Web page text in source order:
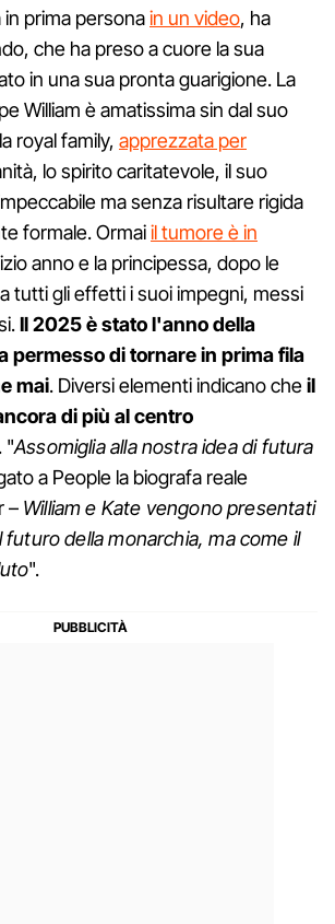
prima personain un video, ha
che ha preso a cuore la sua
in una sua pronta guarigione. La
William è amatissima sin dal suo
royal family, apprezzata per
lo spirito caritatevole, il suo
ma senza risultare rigida
formale. Ormaiil tumore è in
anno e la principessa, dopo le
tutti gli effetti i suoi impegni, messi
Il 2025 è stato l'anno della
permesso di tornare in prima fila
mai. Diversi elementi indicano cheil
di più al centro
. "Assomiglia alla nostra idea di futura
a People la biografa reale
– William e Kate vengono presentati
futuro della monarchia, ma come il
".